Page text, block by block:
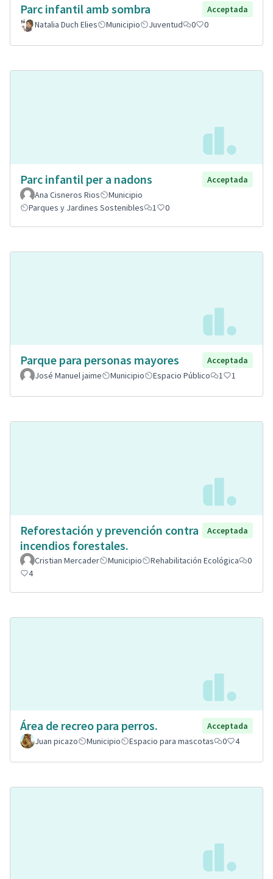
Parc infantil amb sombra
Acceptada
Natalia Duch Elies
Municipio Juventud 0 0
Parc infantil per a nadons
Acceptada
Ana Cisneros Rios
Municipio
Parques y Jardines Sostenibles
1 0
Parque para personas mayores
Acceptada
José Manuel jaime
Municipio Espacio Público 1 1
Reforestación y prevención contra
incendios forestales.
Acceptada
Cristian Mercader Municipio Rehabilitación Ecológica
0
4
Área de recreo para perros.
Acceptada
Juan picazo
Municipio Espacio para mascotas 0 4